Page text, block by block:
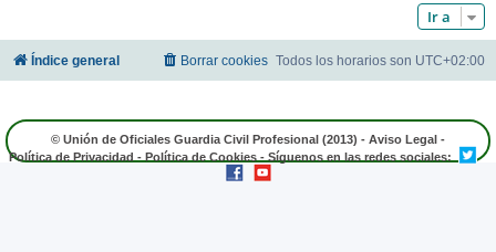
Ir a
Índice general Todos los horarios son UTC+02:00
Borrar cookies
© Unión de Oficiales Guardia Civil Profesional (2013) - Aviso Legal -
Política de Privacidad - Política de Cookies - Síguenos en las redes sociales: